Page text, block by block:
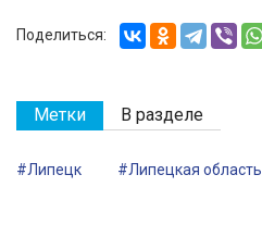
Поделиться:
Метки В разделе
#Липецк #Липецкая область